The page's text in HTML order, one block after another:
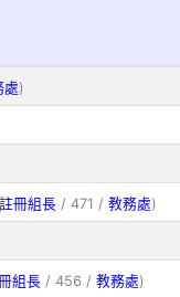
處)
註冊組長/ 471 / 教務處)
組長/ 456 / 教務處)